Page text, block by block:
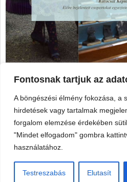
Fontosnak tartjuk az
A böngészési élmény fokozása, a
hirdetések vagy tartalmak
forgalom elemzése érdekében
"Mindet elfogadom" gombra
használatához.
Testreszabás Elutasít
Viski Károly Múzeum Kalocsa
6300 Kalocsa, Szent István király út
351
© 2026 Viski Károly Múzeum Kalocsa